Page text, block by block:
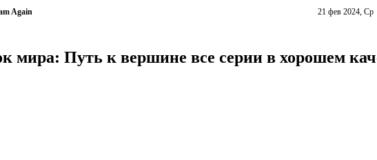
Again 21 фев 2024, Ср
мира: Путь к вершине все серии в хорошем